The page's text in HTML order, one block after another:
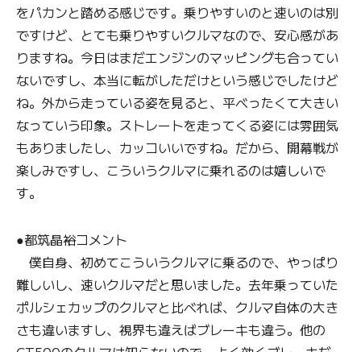
をパカンと踏める感じです。乗りやすいのと速いのは別
ですけど、とても乗りやすいクルマなので、安心感があ
りますね。今日はまだエンジンのマッピングも合ってい
ないですし、本当に転がしただけという感じでしたけど
ね。外から走っている姿を見ると、平べったくて大きい
なっていう印象。ストレートを走ってくる姿には雰囲気
もありましたし、カッコいいですね。だから、開幕戦が
楽しみですし、こういうクルマに乗れるのは嬉しいで
す。
●都筑晶裕コメント
僕自身、初めてこういうクルマに乗るので、やっぱり
難しいし、速いクルマだと思いました。去年乗っていた
ポルシェカップのクルマと比べれば、クルマ自体の大き
さも違いますし、視界も違えばブレーキも違う。他の